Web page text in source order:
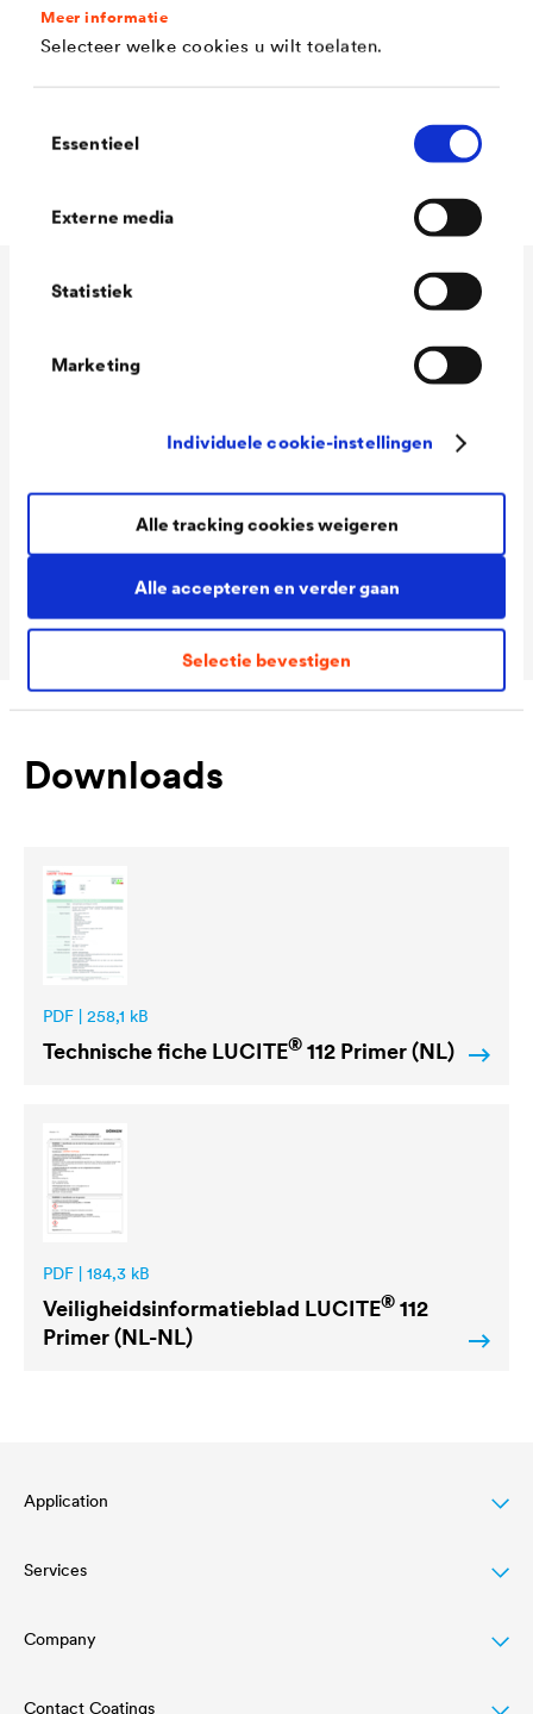
Meer informatie
Selecteer welke cookies u wilt toelaten.
Essentieel
Externe media
Statistiek
Marketing
Individuele cookie-instellingen
Alle accepteren en verder gaan
Selectie bevestigen
Alle tracking cookies weigeren
Mat
Snel overschilderbaar
Wit
Packaging Sizes
1,0 L / 2,5 L
MIX
Downloads
PDF | 258,1 kB
Technische fiche LUCITE® 112 Primer (NL)
PDF | 184,3 kB
Veiligheidsinformatieblad LUCITE® 112
Primer (NL-NL)
Application
Wood varnish
Agriculture
Automotive
Services
Download
Referenties
Company
Contact Coatings